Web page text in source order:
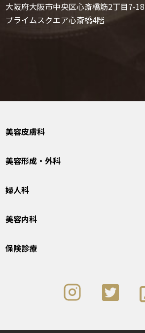
大阪府大阪市中央区心斎橋筋2丁目7-18
プライムスクエア心斎橋4階
美容皮膚科
美容形成・外科
婦人科
美容内科
保険診療